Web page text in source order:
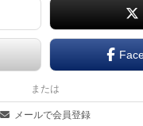
または
メールで会員登録
20分以下のボ
60分以上のボ
割引購入！ボ
クラウドファ